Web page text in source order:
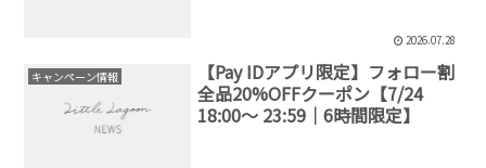
2026.07.28
キャンペーン情報
【Pay IDアプリ限定】フォロー割
全品20%OFFクーポン【7/24
18:00～ 23:59│6時間限定】